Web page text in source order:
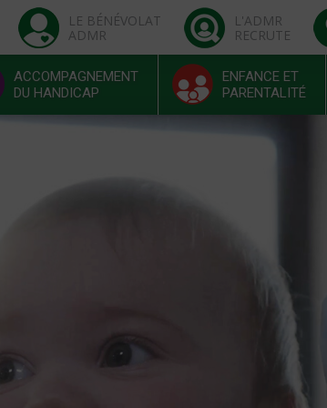
LE BÉNÉVOLAT
ADMR
L'ADMR
RECRUTE
ACCOMPAGNEMENT
DU HANDICAP
ENFANCE ET
PARENTALITÉ